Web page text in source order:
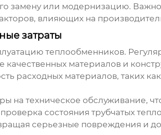
замену или модернизацию.
влияющих на
затраты
теплообменников.
материалов и
расходных материалов, таких
на техническое обслуживание,
состояния трубчатых
серьезные повреждения и